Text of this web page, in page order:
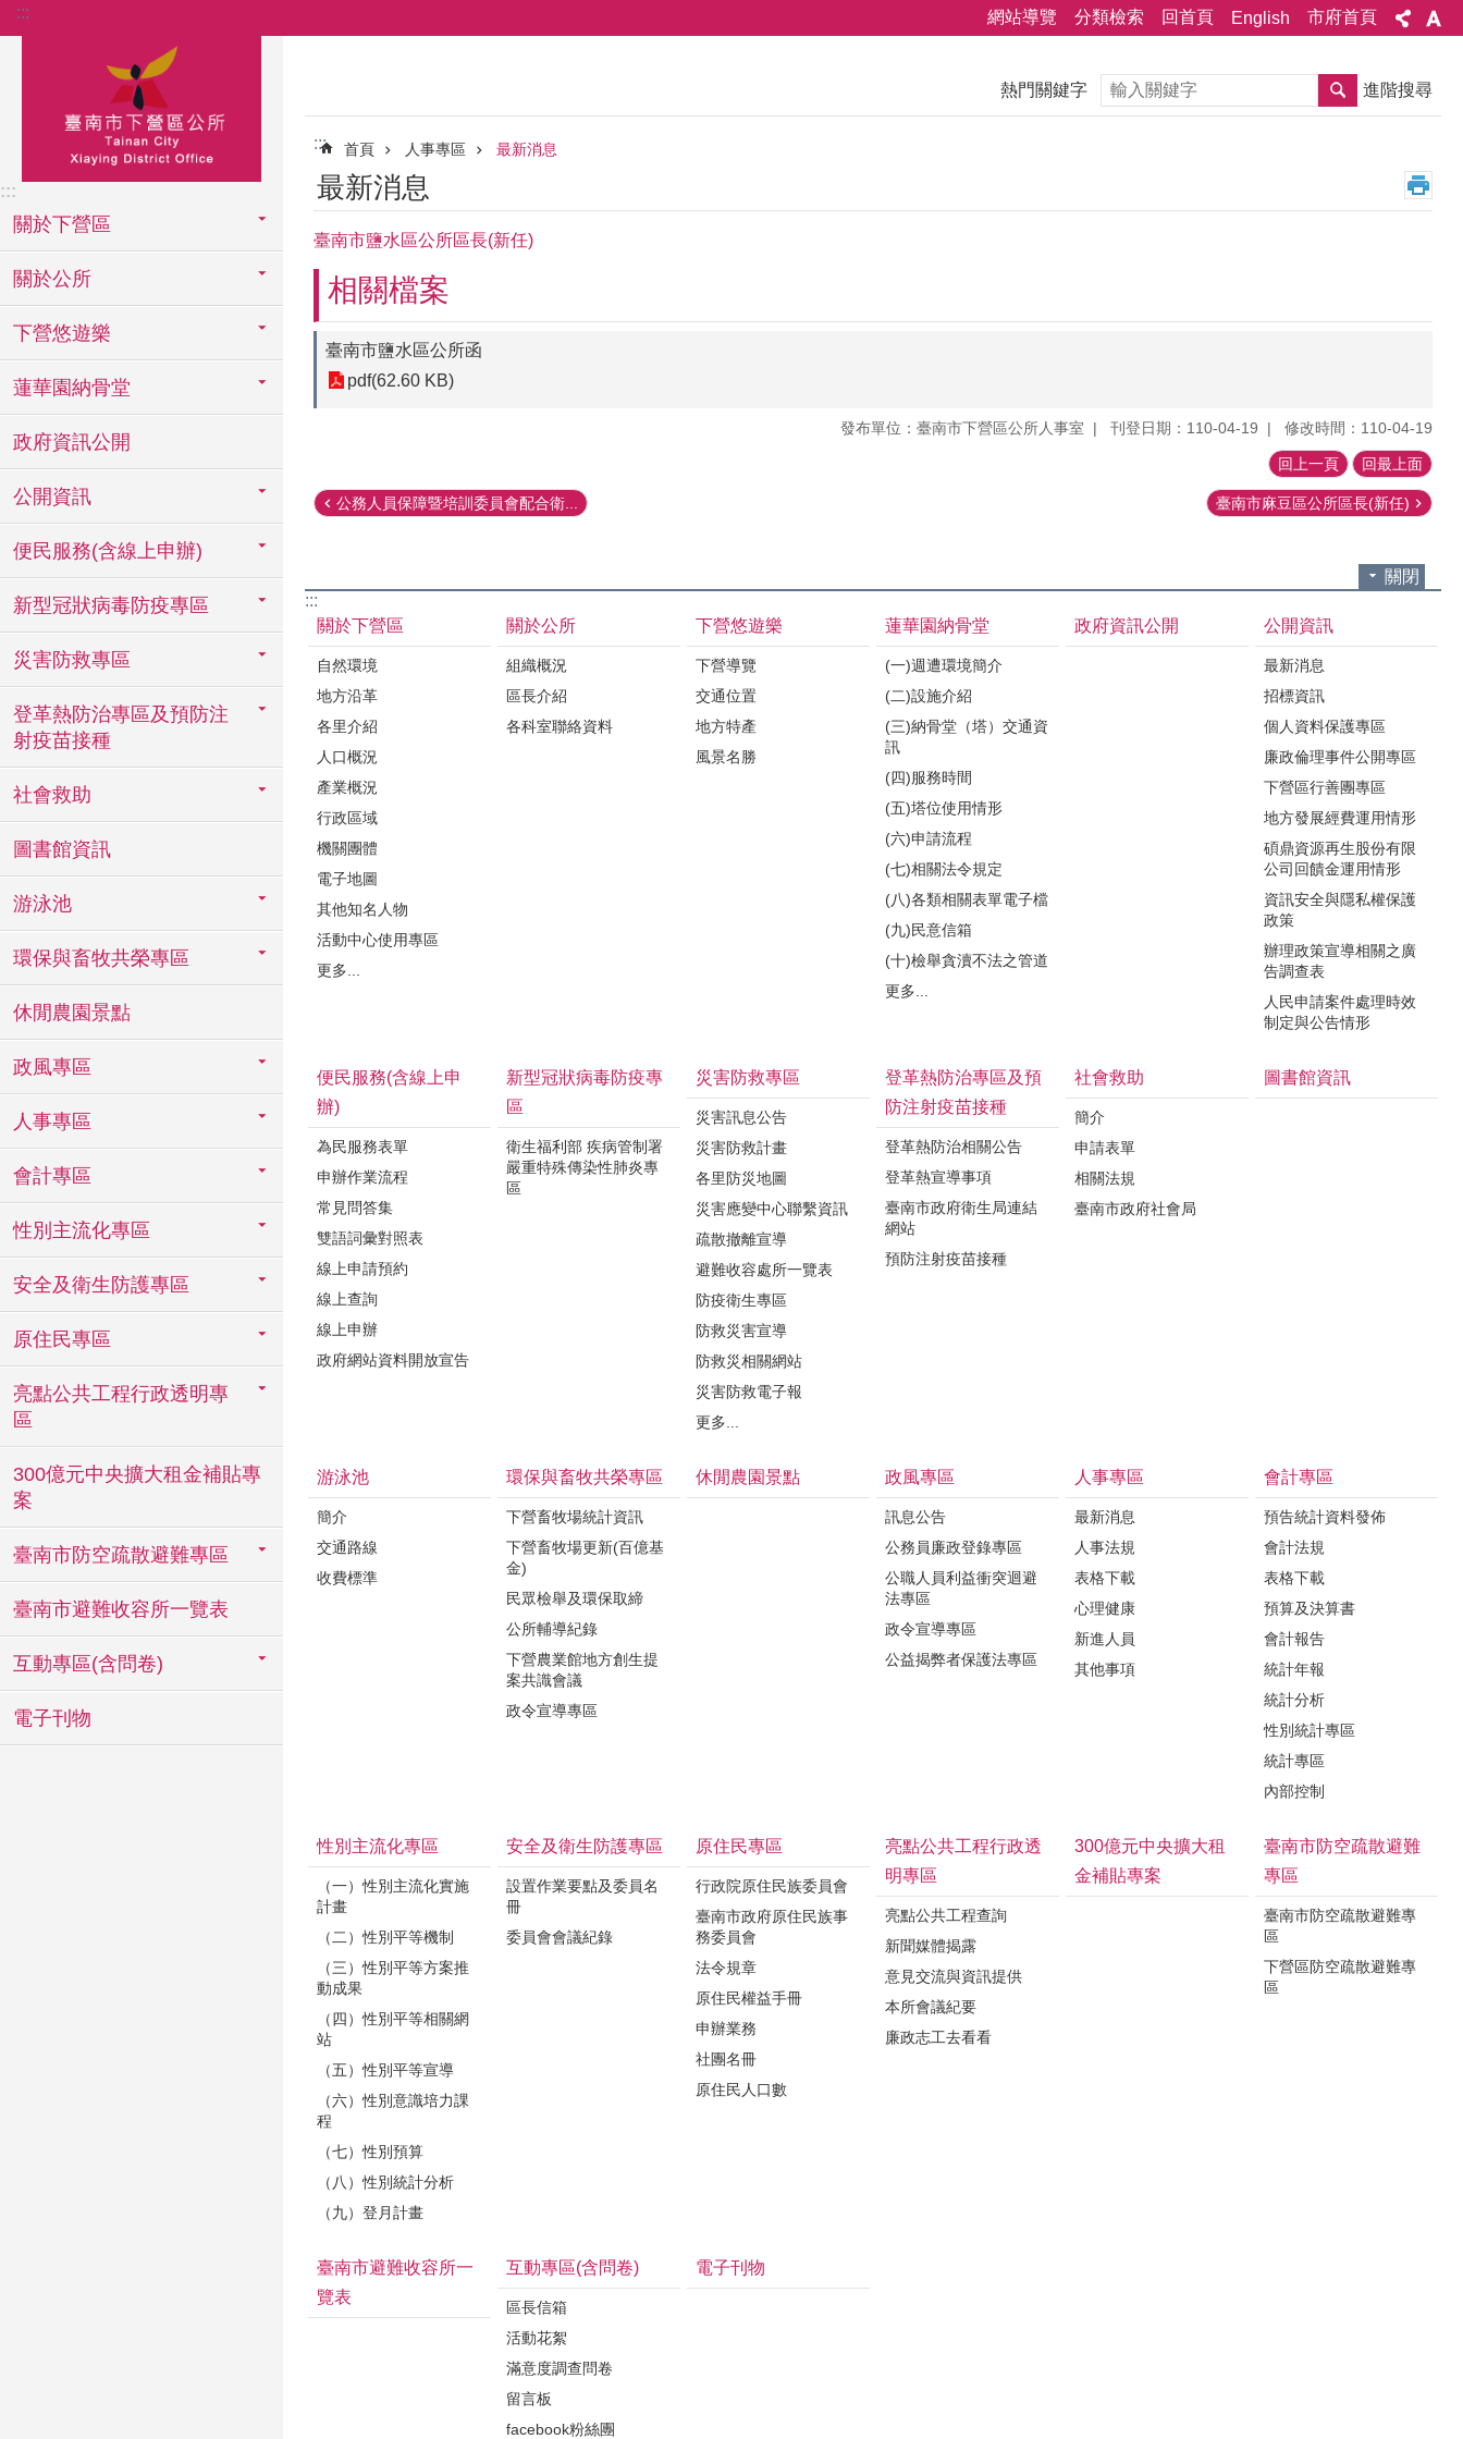
跳到主要內容區塊
::: 網站導覽 分類檢索 回首頁 English 市府首頁
:::
關於下營區
關於公所
下營悠遊樂
蓮華園納骨堂
政府資訊公開
公開資訊
便民服務(含線上申辦)
新型冠狀病毒防疫專區
災害防救專區
登革熱防治專區及預防注
射疫苗接種
社會救助
圖書館資訊
游泳池
環保與畜牧共榮專區
休閒農園景點
政風專區
人事專區
會計專區
性別主流化專區
安全及衛生防護專區
原住民專區
亮點公共工程行政透明專
區
300億元中央擴大租金補貼專
案
臺南市防空疏散避難專區
臺南市避難收容所一覽表
互動專區(含問卷)
電子刊物
熱門關鍵字 搜尋 進階搜尋
::: 首頁 人事專區 最新消息
最新消息
臺南市鹽水區公所區長(新任)
相關檔案
臺南市鹽水區公所函
pdf(62.60 KB)
發布單位：臺南市下營區公所人事室 刊登日期：110-04-19 修改時間：110-04-19
回上一頁 回最上面
公務人員保障暨培訓委員會配合衛... 臺南市麻豆區公所區長(新任)
關閉
:::
關於下營區
自然環境
地方沿革
各里介紹
人口概況
產業概況
行政區域
機關團體
電子地圖
其他知名人物
活動中心使用專區
更多...
關於公所
組織概況
區長介紹
各科室聯絡資料
下營悠遊樂
下營導覽
交通位置
地方特產
風景名勝
蓮華園納骨堂
(一)週遭環境簡介
(二)設施介紹
(三)納骨堂（塔）交通資
訊
(四)服務時間
(五)塔位使用情形
(六)申請流程
(七)相關法令規定
(八)各類相關表單電子檔
(九)民意信箱
(十)檢舉貪瀆不法之管道
更多...
政府資訊公開 公開資訊
最新消息
招標資訊
個人資料保護專區
廉政倫理事件公開專區
下營區行善團專區
地方發展經費運用情形
碩鼎資源再生股份有限
公司回饋金運用情形
資訊安全與隱私權保護
政策
辦理政策宣導相關之廣
告調查表
人民申請案件處理時效
制定與公告情形
便民服務(含線上申
辦)
為民服務表單
申辦作業流程
常見問答集
雙語詞彙對照表
線上申請預約
線上查詢
線上申辦
政府網站資料開放宣告
新型冠狀病毒防疫專
區
衛生福利部 疾病管制署
嚴重特殊傳染性肺炎專
區
災害防救專區
災害訊息公告
災害防救計畫
各里防災地圖
災害應變中心聯繫資訊
疏散撤離宣導
避難收容處所一覽表
防疫衛生專區
防救災害宣導
防救災相關網站
災害防救電子報
更多...
登革熱防治專區及預
防注射疫苗接種
登革熱防治相關公告
登革熱宣導事項
臺南市政府衛生局連結
網站
預防注射疫苗接種
社會救助
簡介
申請表單
相關法規
臺南市政府社會局
圖書館資訊
游泳池
簡介
交通路線
收費標準
環保與畜牧共榮專區
下營畜牧場統計資訊
下營畜牧場更新(百億基
金)
民眾檢舉及環保取締
公所輔導紀錄
下營農業館地方創生提
案共識會議
政令宣導專區
休閒農園景點 政風專區
訊息公告
公務員廉政登錄專區
公職人員利益衝突迴避
法專區
政令宣導專區
公益揭弊者保護法專區
人事專區
最新消息
人事法規
表格下載
心理健康
新進人員
其他事項
會計專區
預告統計資料發佈
會計法規
表格下載
預算及決算書
會計報告
統計年報
統計分析
性別統計專區
統計專區
內部控制
性別主流化專區
（一）性別主流化實施
計畫
（二）性別平等機制
（三）性別平等方案推
動成果
（四）性別平等相關網
站
（五）性別平等宣導
（六）性別意識培力課
程
（七）性別預算
（八）性別統計分析
（九）登月計畫
安全及衛生防護專區
設置作業要點及委員名
冊
委員會會議紀錄
原住民專區
行政院原住民族委員會
臺南市政府原住民族事
務委員會
法令規章
原住民權益手冊
申辦業務
社團名冊
原住民人口數
亮點公共工程行政透
明專區
亮點公共工程查詢
新聞媒體揭露
意見交流與資訊提供
本所會議紀要
廉政志工去看看
300億元中央擴大租
金補貼專案
臺南市防空疏散避難
專區
臺南市防空疏散避難專
區
下營區防空疏散避難專
區
臺南市避難收容所一
覽表
互動專區(含問卷)
區長信箱
活動花絮
滿意度調查問卷
留言板
facebook粉絲團
電子刊物